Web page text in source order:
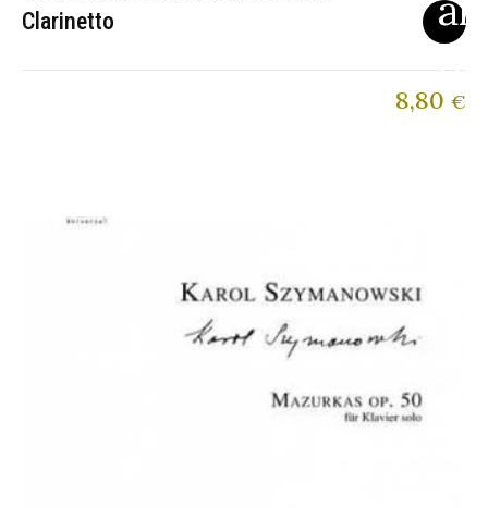
Clarinetto
8,80 €